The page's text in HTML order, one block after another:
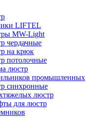
LIFTEL
MW-Light
чердачные
на крюк
потолочные
люстр
промышленных
синхронные
люстр
для люстр